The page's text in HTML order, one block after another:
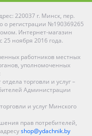
220037 г. Минск, пер.
о регистрации №190369265
Интернет-магазин
25 ноября 2016 года.
работников местных
уполномоченных
торговли и услуг –
Администрации
и услуг Минского
прав потребителей,
shop@ydachnik.by